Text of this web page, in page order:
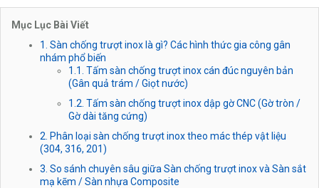
Mục Lục Bài Viết
1. Sàn chống trượt inox là gì? Các hình thức gia công gân
nhám phổ biến
1.1. Tấm sàn chống trượt inox cán đúc nguyên bản
(Gân quả trám / Giọt nước)
1.2. Tấm sàn chống trượt inox dập gờ CNC (Gờ tròn /
Gờ dài tăng cứng)
2. Phân loại sàn chống trượt inox theo mác thép vật liệu
(304, 316, 201)
3. So sánh chuyên sâu giữa Sàn chống trượt inox và Sàn sắt
mạ kẽm / Sàn nhựa Composite